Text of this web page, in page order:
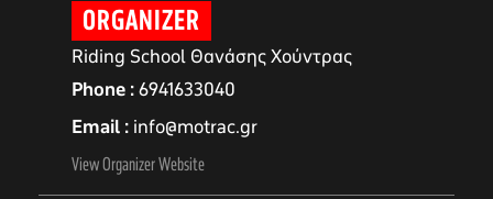
ORGANIZER
Riding School Θανάσης Χούντρας
Phone 6941633040
Email info@motrac.gr
View Organizer Website